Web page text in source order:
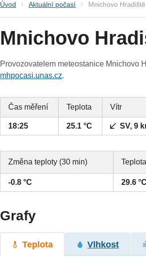
Úvod Aktuální počasí Mnichovo Hradiště
Mnichovo
Provozovatelem meteostanice Mnichovo
mhpocasi.unas.cz.
Čas měření Teplota Vítr
18:25 25.1 °C SV, 9
Změna teploty (30 min)
-0.8 °C 29.6 °C
Grafy
Teplota Vlhkost